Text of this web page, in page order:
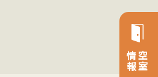
空室
情報